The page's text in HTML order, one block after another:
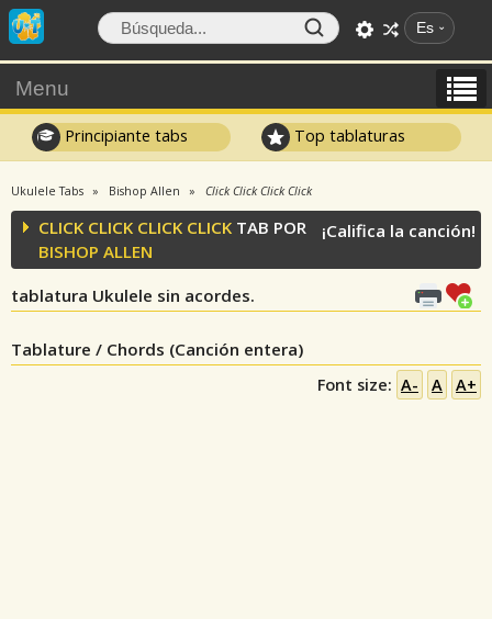
Es
Menu
Principiante tabs Top tablaturas
Ukulele Tabs Bishop Allen Click Click Click Click
CLICK CLICK CLICK CLICK TAB POR
BISHOP ALLEN
tablatura Ukulele sin acordes.
¡Califica la canción!
Tablature / Chords (Canción entera)
Font size: A- A A+